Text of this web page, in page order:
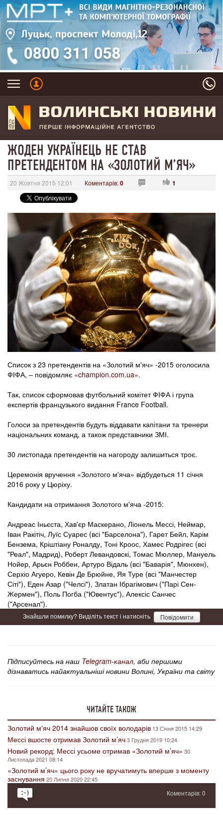
ЖОДЕН УКРАЇНЕЦЬ НЕ СТАВ
ПРЕТЕНДЕНТОМ НА «ЗОЛОТИЙ М’ЯЧ»
20 Жовтня 2015 12:01 Коментарів:0 1
Список з 23 претендентів на «Золотий м'яч» -2015 оголосила
ФІФА, – повідомляє «champion.com.ua».
Так, список сформовав футбольний комітет ФІФА і група
експертів французького видання France Football.
Голоси за претендентів будуть віддавати капітани та тренери
національних команд, а також представники ЗМІ.
30 листопада претендентів на нагороду залишиться троє.
Церемонія вручення «Золотого м'яча» відбудеться 11 січня
2016 року у Цюріху.
Кандидати на отримання Золотого м'яча -2015:
Андреас Іньєста, Хав'єр Маскерано, Ліонель Мессі, Неймар,
Іван Ракітіч, ​​Луїс Суарес (всі "Барселона"), Гарет Бейл, Карім
Бензема, Кріштіану Роналду, Тоні Кроос, Хамес Родрігес (всі
"Реал", Мадрид), Роберт Левандовскі, Томас Мюллер, Мануель
Нойер, Арьєн Роббен, Артуро Відаль (всі "Баварія", Мюнхен),
Серхіо Агуеро, Кевін Де Брюйне, Яя Туре (всі "Манчестер
Сіті"), Еден Азар ("Челсі"), Златан Ібрагімович ("Парі Сен-
Жермен"), Поль Погба ("Ювентус"), Алексіс Санчес
("Арсенал").
Знайшли помилку? Виділіть текст і натисніть Повідомити
Підписуйтесь на наш Telegram-канал, аби першими
дізнаватись найактуальніші новини Волині, України та світу
ЧИТАЙТЕ ТАКОЖ
Золотий м'яч 2014 знайшов своїх володарів 13 Січня 2015 14:29
Мессі вшосте отримав Золотий м’яч3 Грудня 2019 10:24
Новий рекорд: Мессі усьоме отримав «Золотий м’яч» 30
Листопада 2021 08:14
«Золотий м’яч» цього року не вручатимуть вперше з моменту
заснування20 Липня 2020 22:45
Коментарів: 0